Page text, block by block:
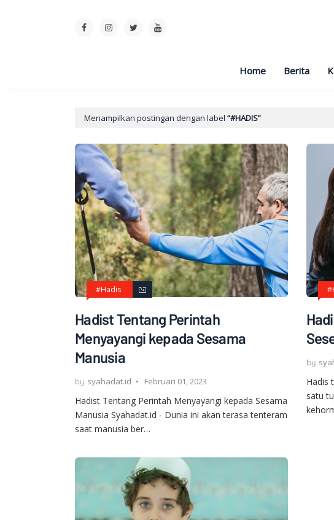
Home Berita
Menampilkan postingan dengan label #HADIS
#Hadis
Hadist Tentang Perintah
Menyayangi kepada Sesama
Manusia
syahadat.id Februari 01, 2023
Hadist Tentang Perintah Menyayangi kepada Sesama
Manusia Syahadat.id - Dunia ini akan terasa tenteram
saat manusia ber…
Hadis
satu